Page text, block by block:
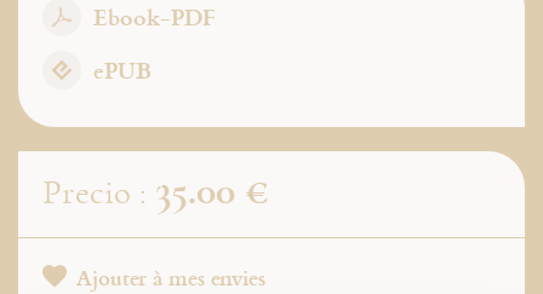
Ebook-PDF
ePUB
Precio : 35.00 €
Ajouter à mes envies